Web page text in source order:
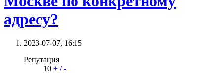
адресу?
2023-07-07, 16:15
Репутация
10 + /-